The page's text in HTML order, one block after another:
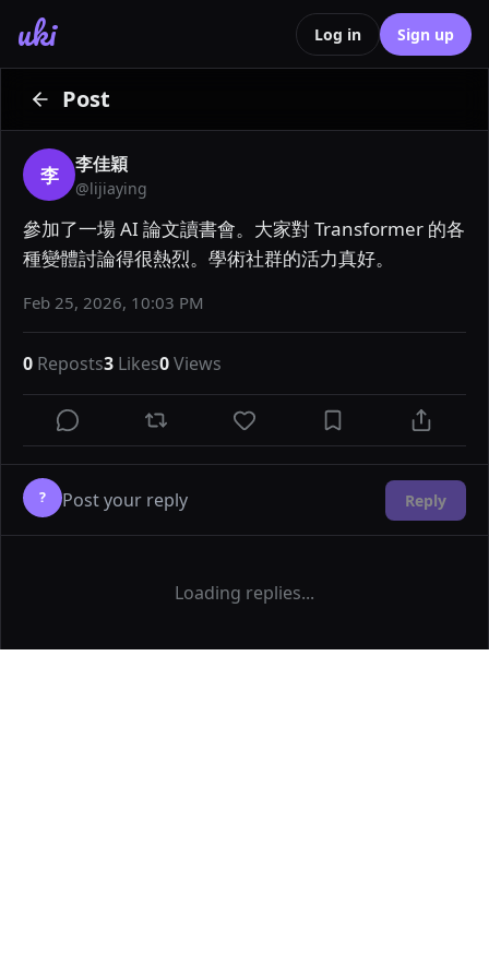
uki Log in Sign up
Post
李 李佳穎
@lijiaying
參加了一場 AI 論文讀書會。大家對 Transformer 的各
種變體討論得很熱烈。學術社群的活力真好。
Feb 25, 2026, 10:03 PM
0 Reposts3 Likes0Views
? Reply
Loading replies...